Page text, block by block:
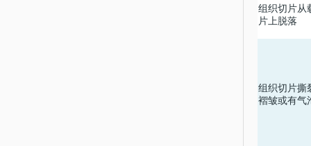
组织切片从
片上脱落
组织切片撕
褶皱或有气